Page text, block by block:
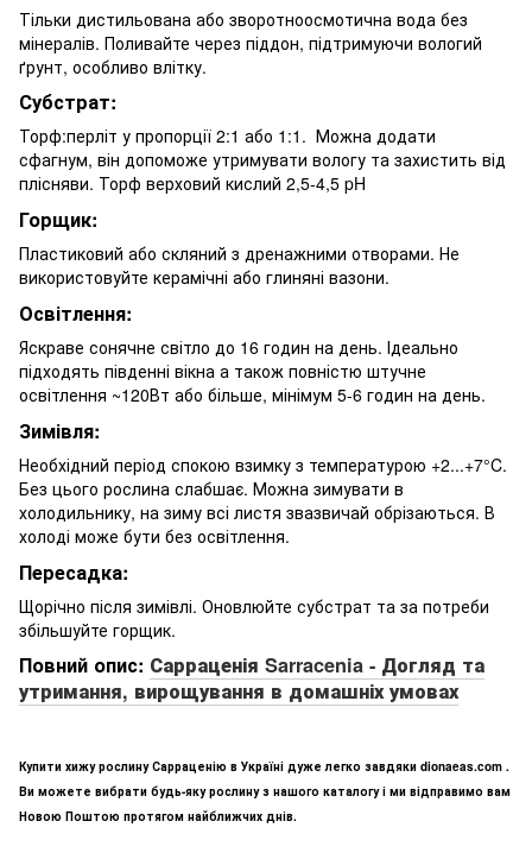
Тільки дистильована або зворотноосмотична вода без
мінералів. Поливайте через піддон, підтримуючи вологий
ґрунт, особливо влітку.
Субстрат:
Торф:перліт у пропорції 2:1 або 1:1. Можна додати
сфагнум, він допоможе утримувати вологу та захистить від
плісняви. Торф верховий кислий 2,5-4,5 pH
Горщик:
Пластиковий або скляний з дренажними отворами. Не
використовуйте керамічні або глиняні вазони.
Освітлення:
Яскраве сонячне світло до 16 годин на день. Ідеально
підходять південні вікна а також повністю штучне
освітлення ~120Вт або більше, мінімум 5-6 годин на день.
Зимівля:
Необхідний період спокою взимку з температурою +2...+7°C.
Без цього рослина слабшає. Можна зимувати в
холодильнику, на зиму всі листя звазвичай обрізаються. В
холоді може бути без освітлення.
Пересадка:
Щорічно після зимівлі. Оновлюйте субстрат та за потреби
збільшуйте горщик.
Повний опис: Сарраценія Sarracenia - Догляд та
утримання, вирощування в домашніх умовах
Купити хижу рослину Сарраценію в Україні дуже легко завдяки dionaeas.com .
Ви можете вибрати будь-яку рослину з нашого каталогу і ми відправимо вам
Новою Поштою протягом найближчих днів.